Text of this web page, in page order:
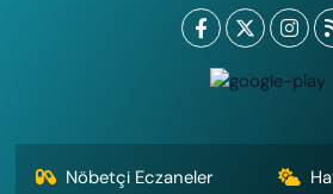
Nöbetçi Eczaneler